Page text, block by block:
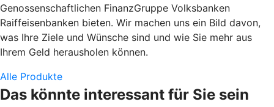
Genossenschaftlichen FinanzGruppe Volksbanken
Raiffeisenbanken bieten. Wir machen uns ein Bild davon,
was Ihre Ziele und Wünsche sind und wie Sie mehr aus
Ihrem Geld herausholen können.
Alle Produkte
Das könnte interessant für Sie sein